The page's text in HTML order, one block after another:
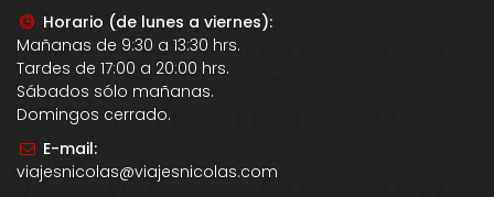
Horario (de lunes a viernes):
Mañanas de 9:30 a 13:30 hrs.
Tardes de 17:00 a 20:00 hrs.
Sábados sólo mañanas.
Domingos cerrado.
E-mail:
viajesnicolas@viajesnicolas.com